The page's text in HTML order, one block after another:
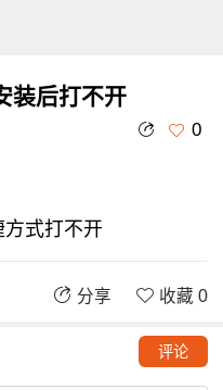
装后打不开
0
式打不开
分享 收藏 0
评论